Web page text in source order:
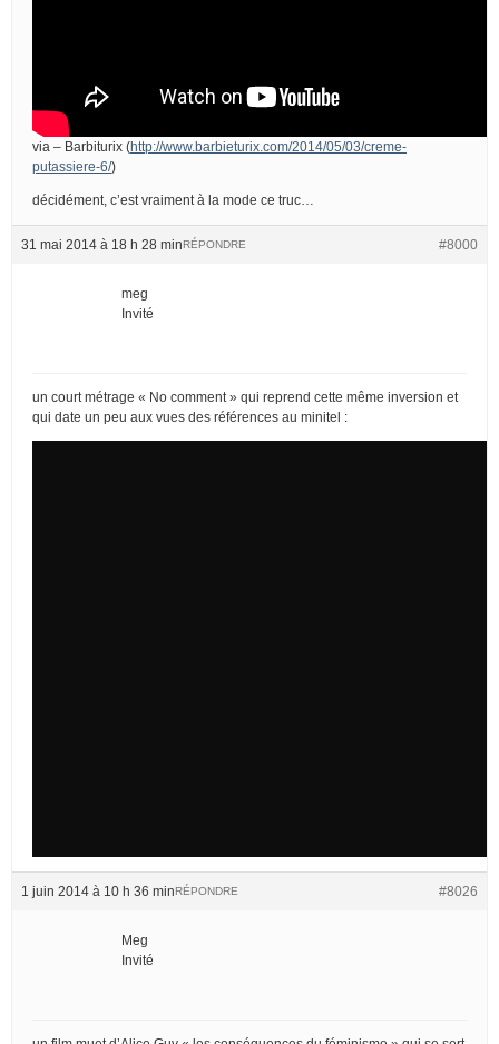
via – Barbiturix (http://www.barbieturix.com/2014/05/03/creme-
putassiere-6/)
décidément, c’est vraiment à la mode ce truc…
31 mai 2014 à 18 h 28 min #8000
RÉPONDRE
meg
Invité
un court métrage « No comment » qui reprend cette même inversion et
qui date un peu aux vues des références au minitel :
1 juin 2014 à 10 h 36 min #8026
RÉPONDRE
Meg
Invité